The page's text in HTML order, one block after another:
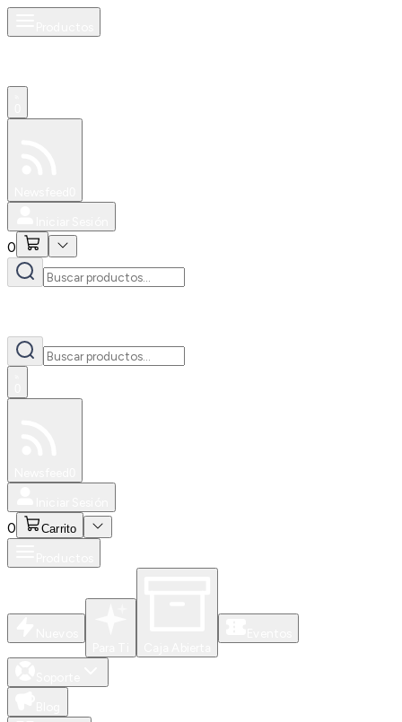
0
0 Carrito